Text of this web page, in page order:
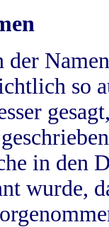
der
so
in
wurde,